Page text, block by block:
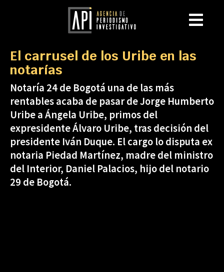
El carrusel de los Uribe en las
notarías
Notaría 24 de Bogotá una de las más
rentables acaba de pasar de Jorge Humberto
Uribe a Ángela Uribe, primos del
expresidente Álvaro Uribe, tras decisión del
presidente Iván Duque. El cargo lo disputa ex
notaria Piedad Martínez, madre del ministro
del Interior, Daniel Palacios, hijo del notario
29 de Bogotá.